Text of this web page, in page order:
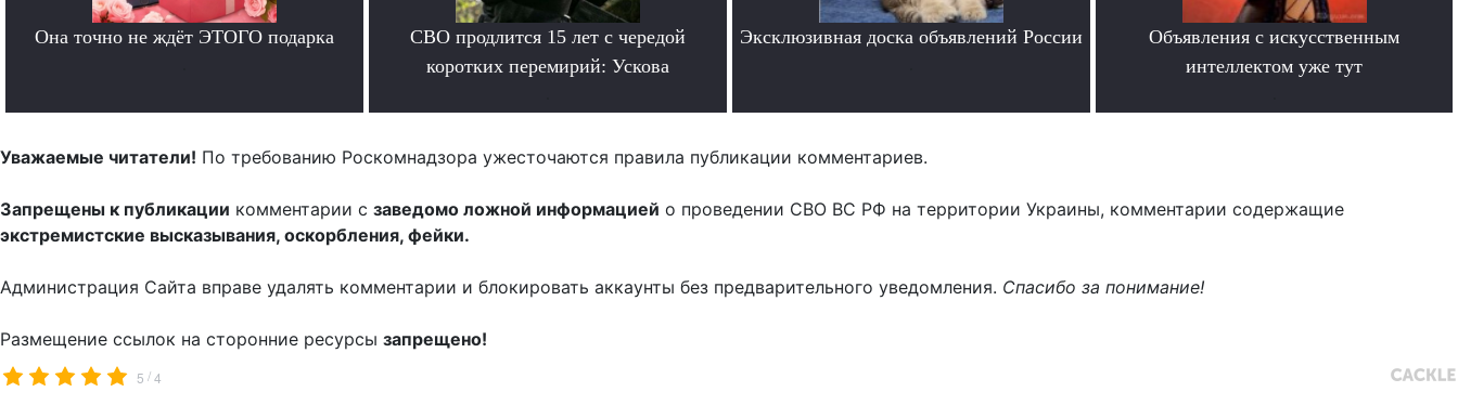
Она точно не ждёт ЭТОГО подарка
СВО продлится 15 лет с чередой
коротких перемирий: Ускова
Эксклюзивная доска объявлений России
Объявления с искусственным
интеллектом уже тут
Уважаемые читатели! По требованию Роскомнадзора ужесточаются правила публикации комментариев.
Запрещены к публикации комментарии с заведомо ложной информацией о проведении СВО ВС РФ на территории Украины, комментарии содержащие
экстремистские высказывания, оскорбления, фейки.
Администрация Сайта вправе удалять комментарии и блокировать аккаунты без предварительного уведомления. Спасибо за понимание!
Размещение ссылок на сторонние ресурсы запрещено!
5 /4